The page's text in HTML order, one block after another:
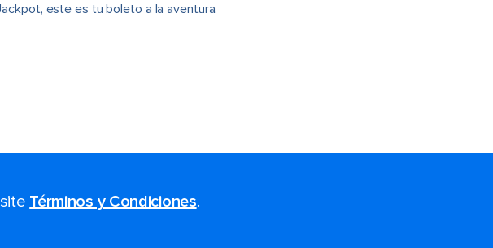
este es tu boleto a la aventura.
Términos y Condiciones.